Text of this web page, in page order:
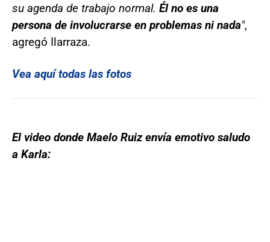
su agenda de trabajo normal. Él no es una
persona de involucrarse en problemas ni nada",
agregó Ilarraza.
Vea aquí todas las fotos
El video donde Maelo Ruiz envía emotivo saludo
a Karla: